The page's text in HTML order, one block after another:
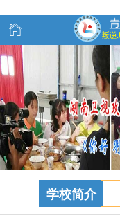
学校简介